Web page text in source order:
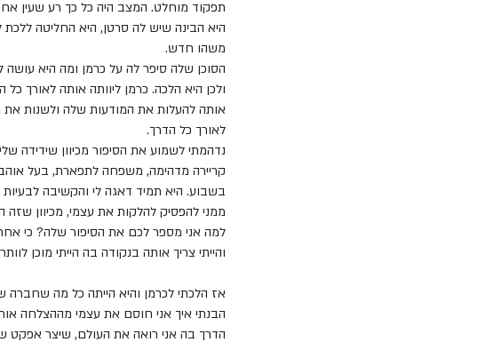
תפקוד מוחלט. המצב היה כל כך רע שעין
היא הבינה שיש לה סרטן, היא החליטה ללכת
משהו חדש.
הסוכן שלה סיפר לה על כרמן ומה היא
ולכן היא הלכה. כרמן ליוותה אותה לאורך
אותה להעלות את המודעות שלה ולשנות
לאורך כל הדרך.
נדהמתי לשמוע את הסיפור מכיוון שידידה
קריירה מדהימה, משפחה לתפארת, בעל
בשבוע. היא תמיד דאגה לי והקשיבה
ממני להפסיק להלקות את עצמי, מכיוון
והייתי צריך אותה בנקודה בה הייתי מוכן
אז הלכתי לכרמן והיא הייתה כל מה שחברה
הבנתי איך אני חוסם את עצמי מההצלחה
הדרך בה אני רואה את העולם, שיצר אפקט